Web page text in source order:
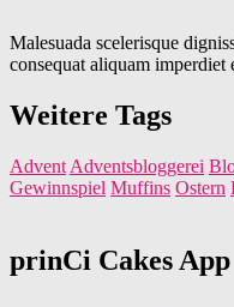
Malesuada scelerisque
consequat aliquam imperdiet
Weitere Tags
Advent Adventsbloggerei
Gewinnspiel Muffins Ostern
prinCi Cakes App